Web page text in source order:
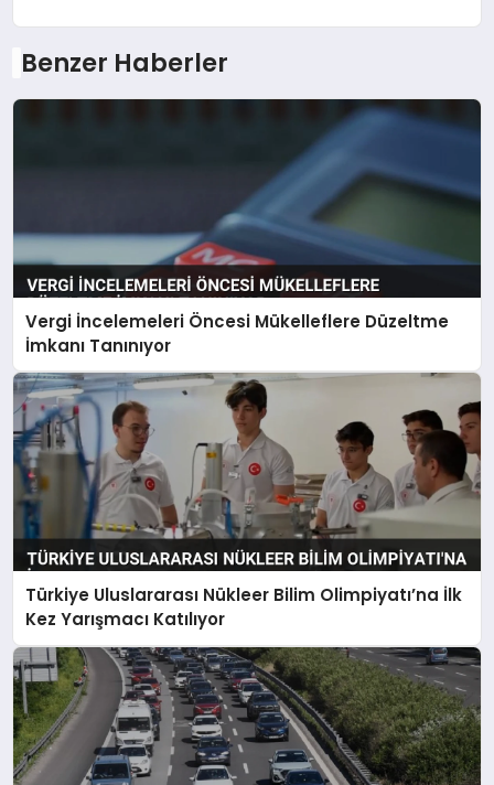
Benzer Haberler
Vergi İncelemeleri Öncesi Mükelleflere Düzeltme
İmkanı Tanınıyor
Türkiye Uluslararası Nükleer Bilim Olimpiyatı’na İlk
Kez Yarışmacı Katılıyor